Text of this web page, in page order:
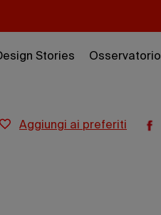
Stories Osservatorio
aggiungi ai preferiti